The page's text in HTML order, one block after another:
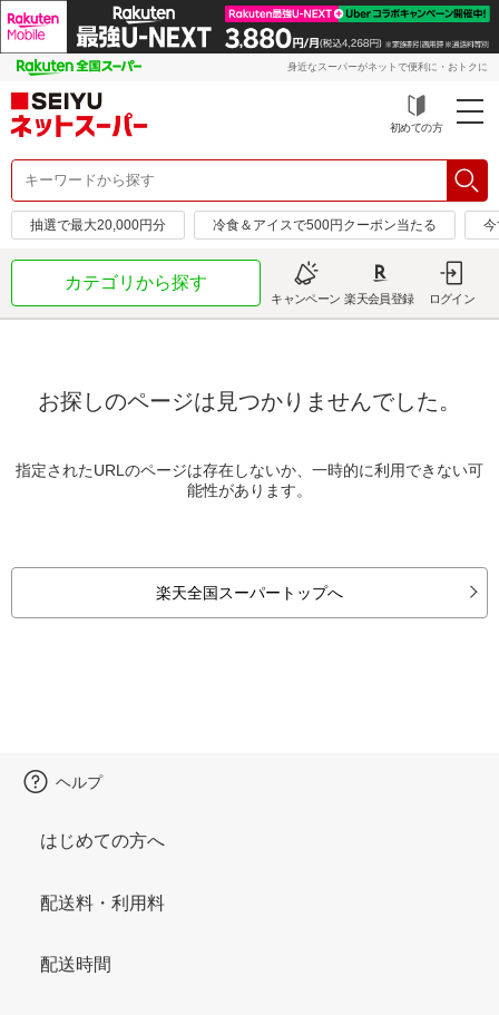
身近なスーパーがネットで便利に・おトクに
初めての方
抽選で最大20,000円分 冷食＆アイスで500円クーポン当たる
カテゴリから探す
キャンペーン 楽天会員登録 ログイン
お探しのページは見つかりませんでした。
指定されたURLのページは存在しないか、一時的に利用できない可
能性があります。
楽天全国スーパートップへ
ヘルプ
はじめての方へ
配送料・利用料
配送時間